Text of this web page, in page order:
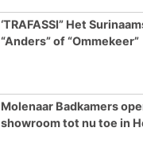
‘TRAFASSI” Het
“Anders” of “Ommekeer”
Molenaar Badkamers
showroom tot nu toe in